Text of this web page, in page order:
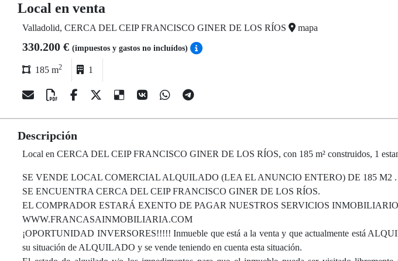
Local en venta
Valladolid, CERCA DEL CEIP FRANCISCO GINER DE LOS RÍOS mapa
330.200 € (impuestos y gastos no incluídos)
185 m2 1
Descripción
Local en CERCA DEL CEIP FRANCISCO GINER DE LOS RÍOS, con 185 m² construidos, 1
SE VENDE LOCAL COMERCIAL ALQUILADO (LEA EL ANUNCIO ENTERO) DE 185 M2 .
SE ENCUENTRA CERCA DEL CEIP FRANCISCO GINER DE LOS RÍOS.
EL COMPRADOR ESTARÁ EXENTO DE PAGAR NUESTROS SERVICIOS
WWW.FRANCASAINMOBILIARIA.COM
¡OPORTUNIDAD INVERSORES!!!!! Inmueble que está a la venta y que actualmente está
su situación de ALQUILADO y se vende teniendo en cuenta esta situación.